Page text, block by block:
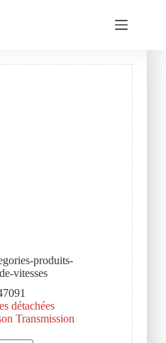
détachées
Transmission